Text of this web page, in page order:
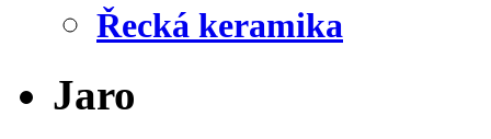
Řecká keramika
Jaro